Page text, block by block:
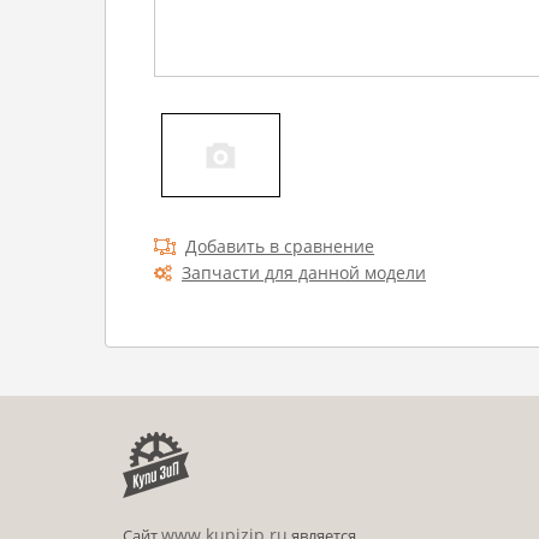
Добавить в сравнение
Запчасти для данной модели